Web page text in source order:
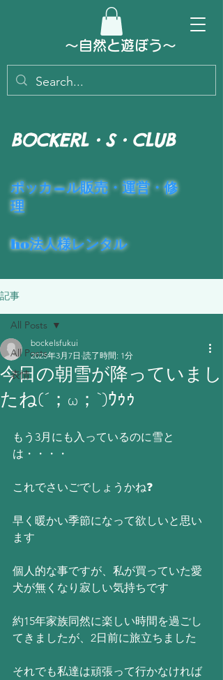
～​自然と遊ぼう～
​ポッカ―ル販売・運営・修
理
ho法人様レンタル
BOCKERL・S・CLUB
記事
All Posts
表情
All Posts
今日の朝雪が降っていまし
たね(´；ω；`)ｳｩｩ
bockelsfukui
2025年3月7日 読了時間: 1分
もう3月にも入っているのに雪と
は・・・・
これでさいごでしょうかね❓
早く暖かい季節になって欲しいと思い
ます
個人的な事ですが、私が買っていた愛
犬が無くなり寂しい気持ちです
約15年家族同然に楽しい時間を過ごし
てきましたが、2日前に旅立ちました
それでも私達は頑張って行かなければ